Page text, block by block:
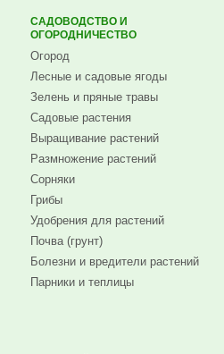
САДОВОДСТВО И
ОГОРОДНИЧЕСТВО
Огород
Лесные и садовые ягоды
Зелень и пряные травы
Садовые растения
Выращивание растений
Размножение растений
Сорняки
Грибы
Удобрения для растений
Почва (грунт)
Болезни и вредители растений
Парники и теплицы